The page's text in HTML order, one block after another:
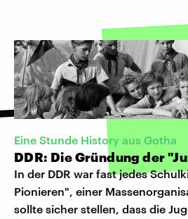
Eine Stunde History aus Gotha
DDR: Die Gründung der
In der DDR war fast jedes
Pionieren", einer
sollte sicher stellen, dass die